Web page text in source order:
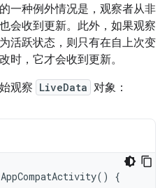
一种例外情况是，观察者从非
会收到更新。此外，如果观察
活跃状态，则只有在自上次变
时，它才会收到更新。
观察 LiveData 对象：
AppCompatActivity() {